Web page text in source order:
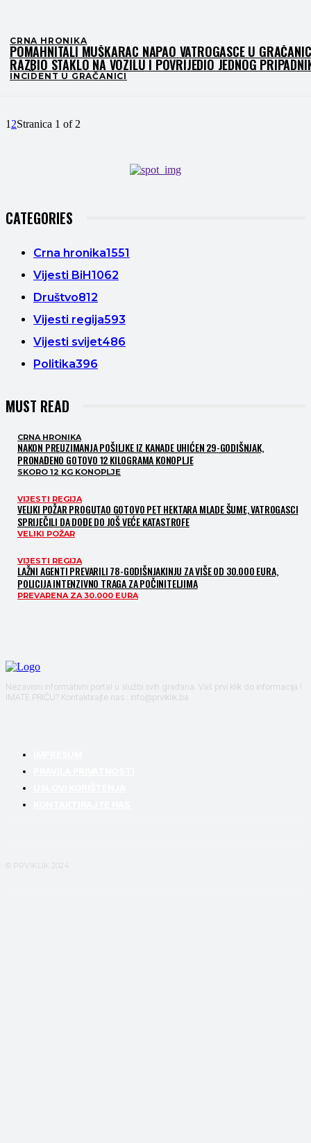
CRNA HRONIKA
POMAHNITALI MUŠKARAC NAPAO VATROGASCE U
RAZBIO STAKLO NA VOZILU I POVRIJEDIO JEDNOG
SLUŽBE
INCIDENT U GRAČANICI
1 2Stranica 1 of 2
CATEGORIES
Crna hronika1551
Vijesti BiH1062
Društvo812
Vijesti regija593
Vijesti svijet486
Politika396
MUST READ
CRNA HRONIKA
NAKON PREUZIMANJA POŠILJKE IZ KANADE UHIĆEN 29-GODIŠNJAK,
PRONAĐENO GOTOVO 12 KILOGRAMA KONOPLJE
SKORO 12 KG KONOPLJE
VIJESTI REGIJA
VELIKI POŽAR PROGUTAO GOTOVO PET HEKTARA MLADE ŠUME, VATROGASCI
SPRIJEČILI DA DOĐE DO JOŠ VEĆE KATASTROFE
VELIKI POŽAR
VIJESTI REGIJA
LAŽNI AGENTI PREVARILI 78-GODIŠNJAKINJU ZA VIŠE OD 30.000 EURA,
POLICIJA INTENZIVNO TRAGA ZA POČINITELJIMA
PREVARENA ZA 30.000 EURA
Nezavisni informativni portal u službi svih građana. Vaš prvi klik do informacija !
IMATE PRIČU? Kontaktirajte nas : info@prviklik.ba
© PRVIKLIK 2024